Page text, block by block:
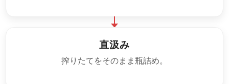
直汲み
搾りたてをそのまま瓶詰め。